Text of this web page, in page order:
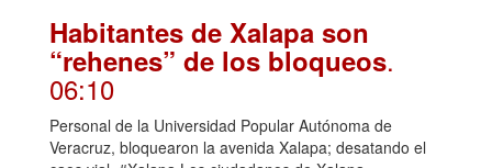
Habitantes de Xalapa son
“rehenes” de los bloqueos.
06:10
Personal de la Universidad Popular Autónoma de
Veracruz, bloquearon la avenida Xalapa; desatando el